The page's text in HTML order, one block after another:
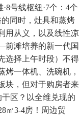
号线枢纽·7个：4个
同时，灶具和蒸烤
用从义，以及线性凉
滩培养的新一代国
选择上午时段）不得
烤一体机、洗碗机，
块，但对于购房者来
区？以全维兑现的
㎡3-4房！周边贸